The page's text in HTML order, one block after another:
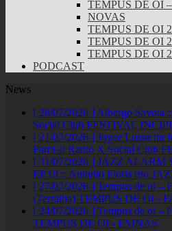
TEMPUS DE OI
NOVAS
TEMPUS DE OI
TEMPUS DE OI
TEMPUS DE OI
PODCAST
News
[ 28/07/2026 ] Albergo Savoia
Social Club FESTIVAL
[ 21/07/2026 ] Joyce Lussu tra
Farci al Radio X Social Club
[ 31/07/2026 ] JAZZ ALARM
EP.19 :: Antonio Floris trio
[ 27/07/2026 ] Tempus de oi –
(Terralba) TEMPUS DE OI -
[ 24/07/2026 ] Tempus de oi –
TEMPUS DE OI - FAINAS